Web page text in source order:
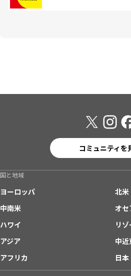
コミュニティを
国と地域
ヨーロッパ
北米
中南米
オセ
ハワイ
リ
アジア
中近
アフリカ
日本